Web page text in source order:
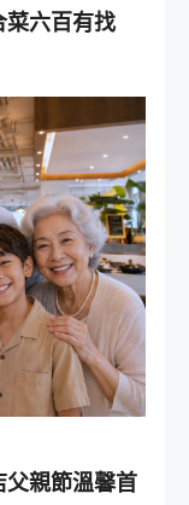
菜六百有找
親節溫馨首